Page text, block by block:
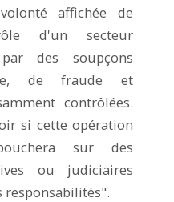
affichée de
d'un secteur
des soupçons
de fraude et
contrôlées.
si cette opération
sur des
ou judiciaires